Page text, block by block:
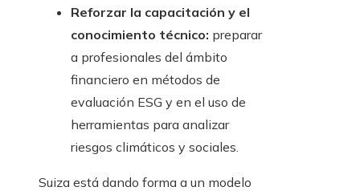
Reforzar la capacitación y el
conocimiento técnico: preparar
a profesionales del ámbito
financiero en métodos de
evaluación ESG y en el uso de
herramientas para analizar
riesgos climáticos y sociales.
Suiza está dando forma a un modelo